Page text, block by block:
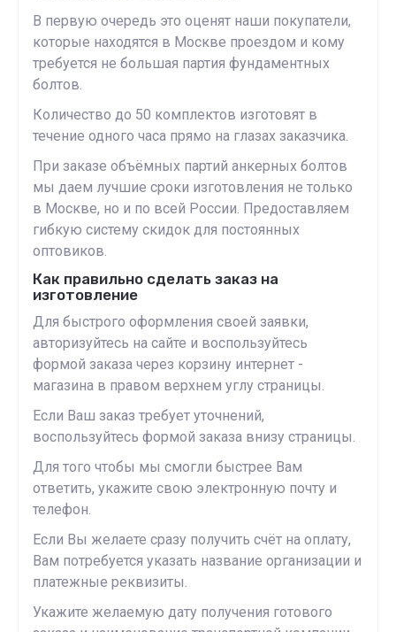
В первую очередь это оценят наши покупатели,
которые находятся в Москве проездом и кому
требуется не большая партия фундаментных
болтов.
Количество до 50 комплектов изготовят в
течение одного часа прямо на глазах заказчика.
При заказе объёмных партий анкерных болтов
мы даем лучшие сроки изготовления не только
в Москве, но и по всей России. Предоставляем
гибкую систему скидок для постоянных
оптовиков.
Как правильно сделать заказ на
изготовление
Для быстрого оформления своей заявки,
авторизуйтесь на сайте и воспользуйтесь
формой заказа через корзину интернет -
магазина в правом верхнем углу страницы.
Если Ваш заказ требует уточнений,
воспользуйтесь формой заказа внизу страницы.
Для того чтобы мы смогли быстрее Вам
ответить, укажите свою электронную почту и
телефон.
Если Вы желаете сразу получить счёт на оплату,
Вам потребуется указать название организации и
платежные реквизиты.
Укажите желаемую дату получения готового